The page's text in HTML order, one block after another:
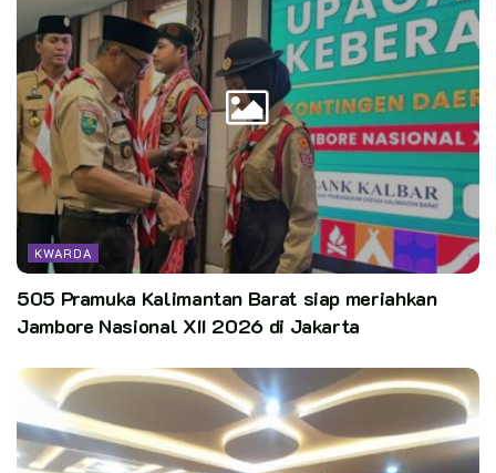
KWARDA
505 Pramuka Kalimantan Barat siap meriahkan
Jambore Nasional XII 2026 di Jakarta